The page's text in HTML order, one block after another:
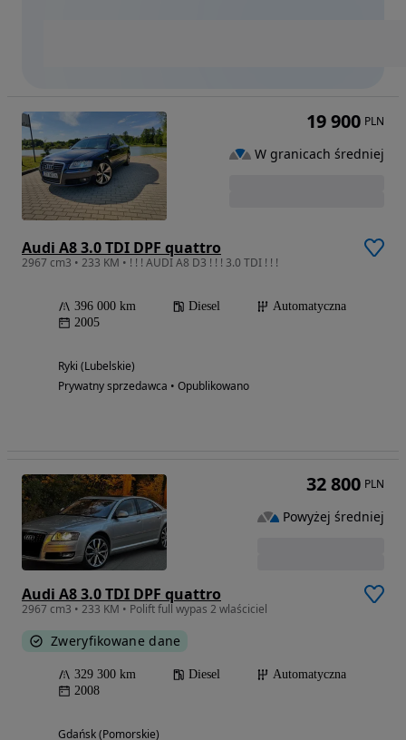
Audi A8 3.0 TDI DPF quattro
2967 cm3 • 233 KM • ! ! ! AUDI A8 D3 ! ! ! 3.0 TDI ! ! !
396 000 km Diesel
Automatyczna
2005
Ryki (Lubelskie)
Prywatny sprzedawca • Opublikowano
19 900 PLN
W granicach średniej
Audi A8 3.0 TDI DPF quattro
2967 cm3 • 233 KM • Polift full wypas 2 wlaściciel
Zweryfikowane dane
329 300 km Diesel
Automatyczna
2008
Gdańsk (Pomorskie)
32 800 PLN
Powyżej średniej